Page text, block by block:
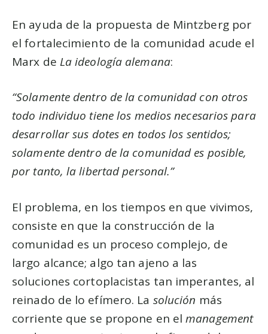
En ayuda de la propuesta de Mintzberg por
el fortalecimiento de la comunidad acude el
Marx de La ideología alemana:
“Solamente dentro de la comunidad con otros
todo individuo tiene los medios necesarios para
desarrollar sus dotes en todos los sentidos;
solamente dentro de la comunidad es posible,
por tanto, la libertad personal.”
El problema, en los tiempos en que vivimos,
consiste en que la construcción de la
comunidad es un proceso complejo, de
largo alcance; algo tan ajeno a las
soluciones cortoplacistas tan imperantes, al
reinado de lo efímero. La solución más
corriente que se propone en elmanagement